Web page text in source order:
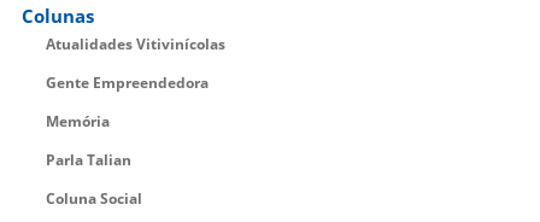
Colunas
Atualidades Vitivinícolas
Gente Empreendedora
Memória
Parla Talian
Coluna Social